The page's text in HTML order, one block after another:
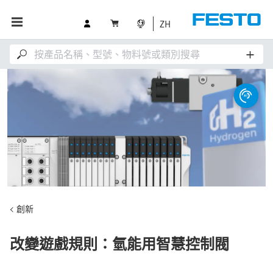
ZH
創新
改變遊戲規則：氫能用智慧控制閥